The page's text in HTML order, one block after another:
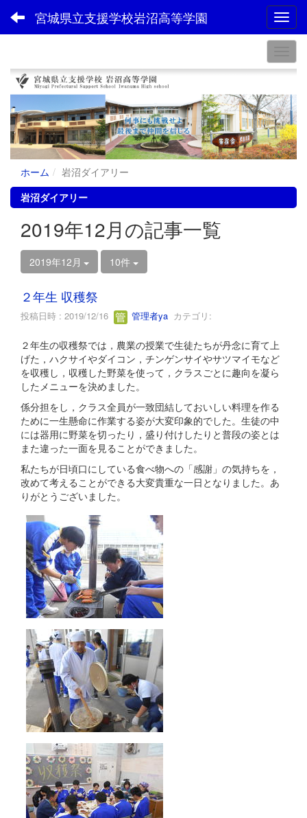
宮城県立支援学校岩沼高等学園
ホーム
岩沼ダイアリー
岩沼ダイアリー
2019年12月の記事一覧
2019年12月 10件
２年生 収穫祭
投稿日時 : 2019/12/16 管理者ya カテゴリ:
２年生の収穫祭では，農業の授業で生徒たちが丹念に育て上
げた，ハクサイやダイコン，チンゲンサイやサツマイモなど
を収穫し，収穫した野菜を使って，クラスごとに趣向を凝ら
したメニューを決めました。
係分担をし，クラス全員が一致団結しておいしい料理を作る
ために一生懸命に作業する姿が大変印象的でした。生徒の中
には器用に野菜を切ったり，盛り付けしたりと普段の姿とは
また違った一面を見ることができました。
私たちが日頃口にしている食べ物への「感謝」の気持ちを，
改めて考えることができる大変貴重な一日となりました。あ
りがとうございました。